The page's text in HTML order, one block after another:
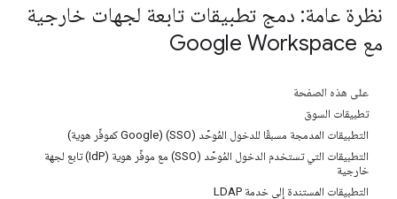
نظرة عامة: دمج تطبيقات تابعة لجهات خارجية
مع Google Workspace
على هذه الصفحة
تطبيقات السوق
التطبيقات المدمجة مسبقًا للدخول المُوحَّد (SSO) (Google كموفِّر هوية)
التطبيقات التي تستخدم الدخول المُوحَّد (SSO) مع موفِّر هوية (IdP) تابع لجهة
خارجية
التطبيقات المستندة إلى خدمة LDAP